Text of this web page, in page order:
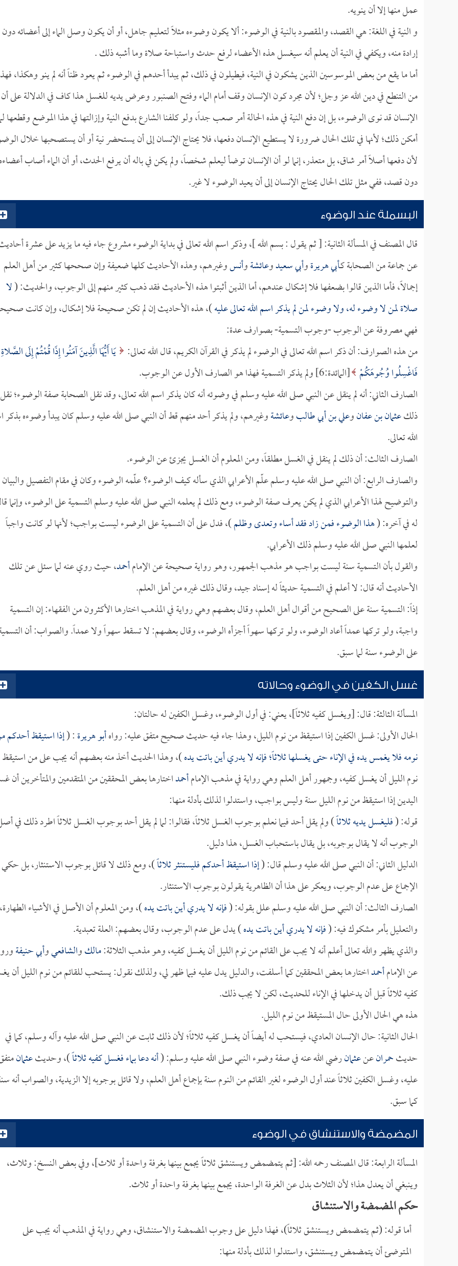
عمل منها إلا أن ينويه.
و النية في اللغة: هي القصد، والمقصود بالنية في الوضوء: ألا يكون وضوءه مثلاً لتعليم جاهل، أو أن يكون وصل الماء إلى أعضائه دون
إرادة منه، ويكفي في النية أن يعلم أنه سيغسل هذه الأعضاء لرفع حدث واستباحة صلاة وما أشبه ذلك .
أما ما يقع من بعض الموسوسين الذين يشكون في النية، فيطيلون في ذلك، ثم يبدأ أحدهم في الوضوء ثم يعود ظناً أنه لم ينو وهكذا،
من التنطع في دين الله عز وجل؛ لأن مجرد كون الإنسان وقف أمام الماء وفتح الصنبور وعرض يديه للغسل هذا كاف في الدلالة على أن
الإنسان قد نوى الوضوء، بل إن دفع النية في هذه الحالة أمر صعب جداً، ولو كلفنا الشارع بدفع النية وإزالتها في هذا الموضع وقطعها
أمكن ذلك؛ لأنها في تلك الحال ضرورة لا يستطيع الإنسان دفعها، فلا يحتاج الإنسان إلى أن يستحضر نية أو أن يستصحبها خلال
لأن دفعها أصلاً أمر شاق، بل متعذر، إنما لو أن الإنسان توضأ ليعلم شخصاً، ولم يكن في باله أن يرفع الحدث، أو أن الماء أصاب أعضاءه
دون قصد، ففي مثل تلك الحال يحتاج الإنسان إلى أن يعيد الوضوء لا غير.
البسملة عند الوضوء
قال المصنف في المسألة الثانية: [ ثم يقول : بسم الله ]، وذكر اسم الله تعالى في بداية الوضوء مشروع جاء فيه ما يزيد على عشرة
عن جماعة من الصحابة كـأبي هريرةوأبي سعيدوعائشةوأنسوغيرهم، وهذه الأحاديث كلها ضعيفة وإن صححها كثير من أهل العلم
إجمالاً، فأما الذين قالوا بضعفها فلا إشكال عندهم، أما الذين أثبتوا هذه الأحاديث فقد ذهب كثير منهم إلى الوجوب، والحديث: (لا
صلاة لمن لا وضوء له، ولا وضوء لمن لم يذكر اسم الله تعالى عليه)، هذه الأحاديث إن لم تكن صحيحة فلا إشكال، وإن كانت
فهي مصروفة عن الوجوب -وجوب التسمية- بصوارف عدة:
من هذه الصوارف: أن ذكر اسم الله تعالى في الوضوء لم يذكر في القرآن الكريم، قال الله تعالى: يَا أَيُّهَا الَّذِينَ آمَنُوا إِذَا قُمْتُمْ إِلَى الصَّلاةِ
فَاغْسِلُوا وُجُوهَكُمْ [المائدة:6] ولم يذكر التسمية فهذا هو الصارف الأول عن الوجوب.
الصارف الثاني: أنه لم ينقل عن النبي صلى الله عليه وسلم في وضوئه أنه كان يذكر اسم الله تعالى، وقد نقل الصحابة صفة الوضوء؛ نقل
ذلكعثمان بن عفانوعلي بن أبي طالبوعائشةوغيرهم، ولم يذكر أحد منهم قط أن النبي صلى الله عليه وسلم كان يبدأ وضوءه بذكر
الله تعالى.
الصارف الثالث: أن ذلك لم ينقل في الغسل مطلقاً، ومن المعلوم أن الغسل يجزئ عن الوضوء.
والصارف الرابع: أن النبي صلى الله عليه وسلم علّم الأعرابي الذي سأله كيف الوضوء؟ علّمه الوضوء وكان في مقام التفصيل والبيان
والتوضيح لهذا الأعرابي الذي لم يكن يعرف صفة الوضوء، ومع ذلك لم يعلمه النبي صلى الله عليه وسلم التسمية على الوضوء، وإنما
له في آخره: (هذا الوضوء فمن زاد فقد أساء وتعدى وظلم)، فدل على أن التسمية على الوضوء ليست بواجب؛ لأنها لو كانت واجباً
لعلمها النبي صلى الله عليه وسلم ذلك الأعرابي.
والقول بأن التسمية سنة ليست بواجب هو مذهب الجمهور، وهو رواية صحيحة عن الإمامأحمد، حيث روي عنه لما سئل عن تلك
الأحاديث أنه قال: لا أعلم في التسمية حديثاً له إسناد جيد، وقال ذلك غيره من أهل العلم.
إذاً: التسمية سنة على الصحيح من أقوال أهل العلم، وقال بعضهم وهي رواية في المذهب اختارها الأكثرون من الفقهاء: إن التسمية
واجبة، ولو تركها عمداً أعاد الوضوء، ولو تركها سهواً أجزأه الوضوء، وقال بعضهم: لا تسقط سهواً ولا عمداً. والصواب: أن
على الوضوء سنة لما سبق.
غسل الكفين في الوضوء وحالاته
المسألة الثالثة: قال: [ويغسل كفيه ثلاثاً]، يعني: في أول الوضوء، وغسل الكفين له حالتان:
الحال الأولى: غسل الكفين إذا استيقظ من نوم الليل، وهذا جاء فيه حديث صحيح متفق عليه: رواهأبو هريرة: (إذا استيقظ أحدكم
نومه فلا يغمس يده في الإناء حتى يغسلها ثلاثاً؛ فإنه لا يدري أين باتت يده)، وهذا الحديث أخذ منه بعضهم أنه يجب على من
نوم الليل أن يغسل كفيه، وجمهور أهل العلم وهي رواية في مذهب الإمامأحمداختارها بعض المحققين من المتقدمين والمتأخرين أن
اليدين إذا استيقظ من نوم الليل سنة وليس بواجب، واستدلوا لذلك بأدلة منها:
قوله: (فليغسل يديه ثلاثاً) ولم يقل أحد فيما نعلم بوجوب الغسل ثلاثاً، فقالوا: لما لم يقل أحد بوجوب الغسل ثلاثاً اطرد ذلك في
الوجوب أنه لا يقال بوجوبه، بل يقال باستحباب الغسل، هذا دليل.
الدليل الثاني: أن النبي صلى الله عليه وسلم قال: (إذا استيقظ أحدكم فليستنثر ثلاثاً)، ومع ذلك لا قائل بوجوب الاستنثار، بل حكي
الإجماع على عدم الوجوب، ويعكر على هذا أن الظاهرية يقولون بوجوب الاستنثار.
الصارف الثالث: أن النبي صلى الله عليه وسلم علل بقوله: (فإنه لا يدري أين باتت يده)، ومن المعلوم أن الأصل في الأشياء الطهارة،
والتعليل بأمر مشكوك فيه: (فإنه لا يدري أين باتت يده) يدل على عدم الوجوب، وقال بعضهم: العلة تعبدية.
والذي يظهر والله تعالى أعلم أنه لا يجب على القائم من نوم الليل أن يغسل كفيه، وهو مذهب الثلاثة:مالكوالشافعيوأبي حنيفة
عن الإمامأحمداختارها بعض المحققين كما أسلفت، والدليل يدل عليه فيما ظهر لي، ولذلك نقول: يستحب للقائم من نوم الليل أن
كفيه ثلاثاً قبل أن يدخلها في الإناء للحديث، لكن لا يجب ذلك.
هذه هي الحال الأولى حال المستيقظ من نوم الليل.
الحال الثانية: حال الإنسان العادي، فيستحب له أيضاً أن يغسل كفيه ثلاثاً؛ لأن ذلك ثابت عن النبي صلى الله عليه وآله وسلم، كما في
حديثحمرانعنعثمانرضي الله عنه في صفة وضوء النبي صلى الله عليه وسلم: (أنه دعا بماء فغسل كفيه ثلاثاً)، وحديثعثمان
عليه، وغسل الكفين ثلاثاً عند أول الوضوء لغير القائم من النوم سنة بإجماع أهل العلم، ولا قائل بوجوبه إلا الزيدية، والصواب أنه
كما سبق.
المضمضة والاستنشاق في الوضوء
المسألة الرابعة: قال المصنف رحمه الله: [ثم يتمضمض ويستنشق ثلاثاً يجمع بينها بغرفة واحدة أو ثلاث]، وفي بعض النسخ: وثلاث،
وينبغي أن يعدل هذا؛ لأن الثلاث بدل عن الغرفة الواحدة، يجمع بينها بغرفة واحدة أو ثلاث.
حكم المضمضة والاستنشاق
أما قوله: (ثم يتمضمض ويستنشق ثلاثاً)، فهذا دليل على وجوب المضمضة والاستنشاق، وهي رواية في المذهب أنه يجب على
المتوضئ أن يتمضمض ويستنشق، واستدلوا لذلك بأدلة منها: